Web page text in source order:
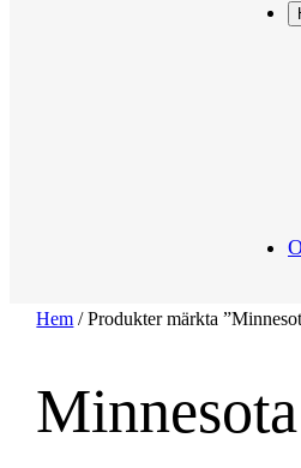
Hem / Produkter märkta
Minnesota